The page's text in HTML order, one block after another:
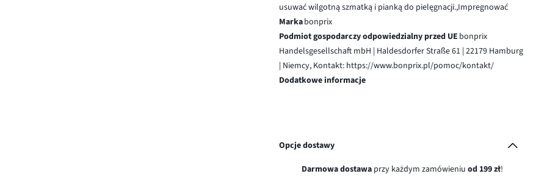
usuwać wilgotną szmatką i pianką do pielęgnacji.,Impregnować
Markabonprix
Podmiot gospodarczy odpowiedzialny przed UE bonprix
Handelsgesellschaft mbH | Haldesdorfer Straße 61 | 22179 Hamburg
| Niemcy, Kontakt: https://www.bonprix.pl/pomoc/kontakt/
Dodatkowe informacje
Opcje dostawy
Darmowa dostawaprzy każdym zamówieniu od 199 zł!